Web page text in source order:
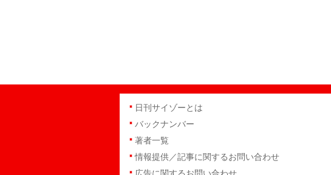
日刊サイゾーとは
バックナンバー
著者一覧
情報提供／記事に関するお問い合わせ